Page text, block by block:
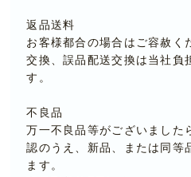
返品送料
お客様都合の場合はご容赦く
交換、誤品配送交換は当社負
す。
不良品
万一不良品等がございました
認のうえ、新品、または同等
ます。